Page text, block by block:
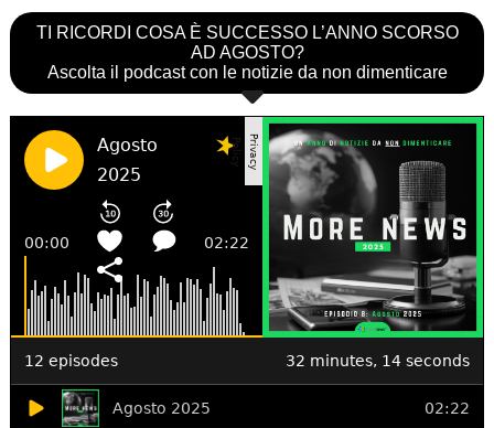
TI RICORDI COSA È SUCCESSO L’ANNO SCORSO
AD AGOSTO?
Ascolta il podcast con le notizie da non dimenticare